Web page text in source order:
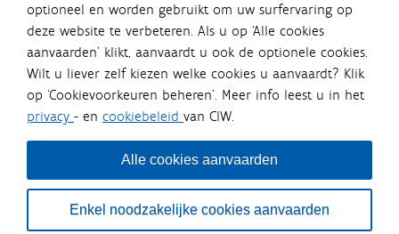
optioneel en worden gebruikt om uw surfervaring op
deze website te verbeteren. Als u op ‘Alle cookies
aanvaarden’ klikt, aanvaardt u ook de optionele cookies.
Wilt u liever zelf kiezen welke cookies u aanvaardt? Klik
op ‘Cookievoorkeuren beheren’. Meer info leest u in het
privacy - en cookiebeleid van CIW.
Alle cookies aanvaarden
Enkel noodzakelijke cookies aanvaarden
Integraalwaterbeleid.be is een
officiële website van de Vlaamse
overheid
uitgegeven door Coördinatiecommissie Integraal
Waterbeleid
De Coördinatiecommissie Integraal Waterbeleid (CIW) is een
bestuursniveaus die bij het waterbeleid betrokken zijn. Ook
waterbedrijven nemen deel aan het overleg. Deze
samenwerking zorgt voor een gecoördineerde en
geïntegreerde aanpak van het waterbeleid en waterbeheer
in Vlaanderen.